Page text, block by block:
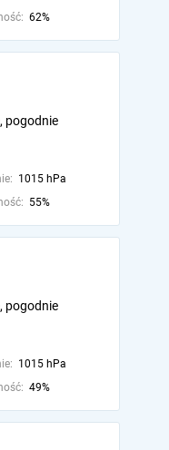
62%
pogodnie
1015 hPa
55%
pogodnie
1015 hPa
49%